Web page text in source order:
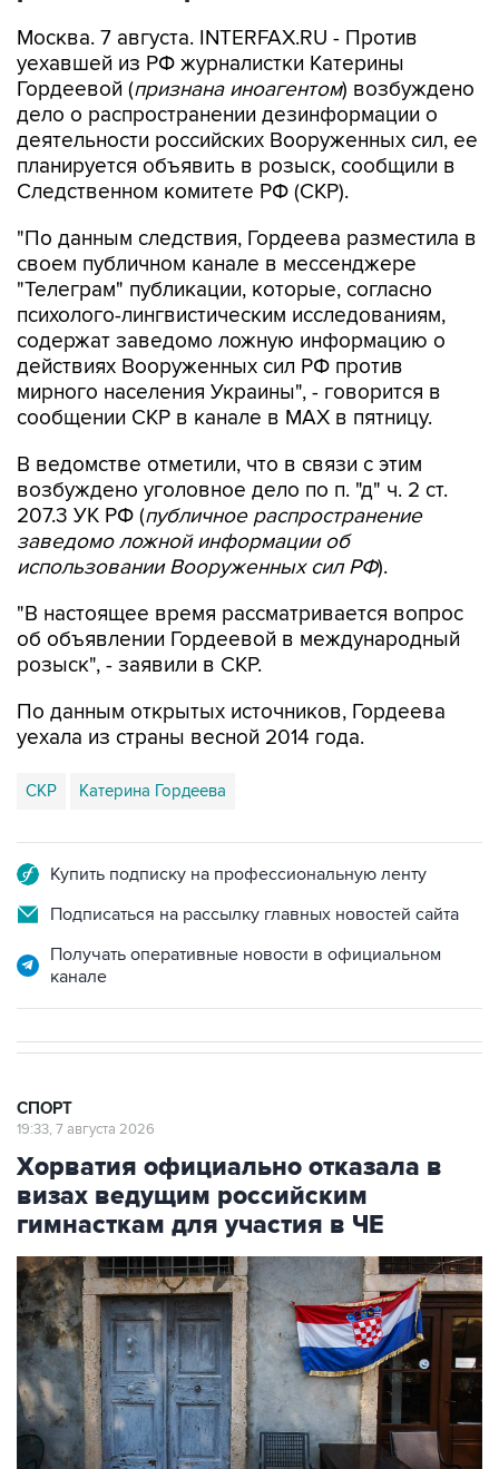
Москва. 7 августа. INTERFAX.RU - Против
уехавшей из РФ журналистки Катерины
Гордеевой (признана иноагентом) возбуждено
дело о распространении дезинформации о
деятельности российских Вооруженных сил, ее
планируется объявить в розыск, сообщили в
Следственном комитете РФ (СКР).
"По данным следствия, Гордеева разместила в
своем публичном канале в мессенджере
"Телеграм" публикации, которые, согласно
психолого-лингвистическим исследованиям,
содержат заведомо ложную информацию о
действиях Вооруженных сил РФ против
мирного населения Украины", - говорится в
сообщении СКР в канале в MAX в пятницу.
В ведомстве отметили, что в связи с этим
возбуждено уголовное дело по п. "д" ч. 2 ст.
207.3 УК РФ (публичное распространение
заведомо ложной информации об
использовании Вооруженных сил РФ).
"В настоящее время рассматривается вопрос
об объявлении Гордеевой в международный
розыск", - заявили в СКР.
По данным открытых источников, Гордеева
уехала из страны весной 2014 года.
СКР Катерина Гордеева
Купить подписку на профессиональную ленту
Подписаться на рассылку главных новостей сайта
Получать оперативные новости в официальном
канале
СПОРТ
19:33, 7 августа 2026
Хорватия официально отказала в
визах ведущим российским
гимнасткам для участия в ЧЕ